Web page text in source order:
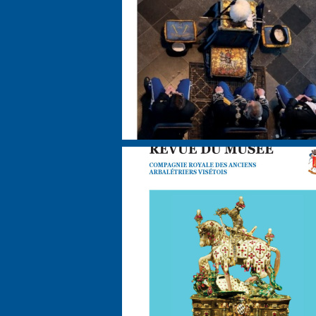
Le
le dixième numéro de sa revue
Vous pouvez la trouver chez ViséFlor au
Vous pouvez également envoyer un